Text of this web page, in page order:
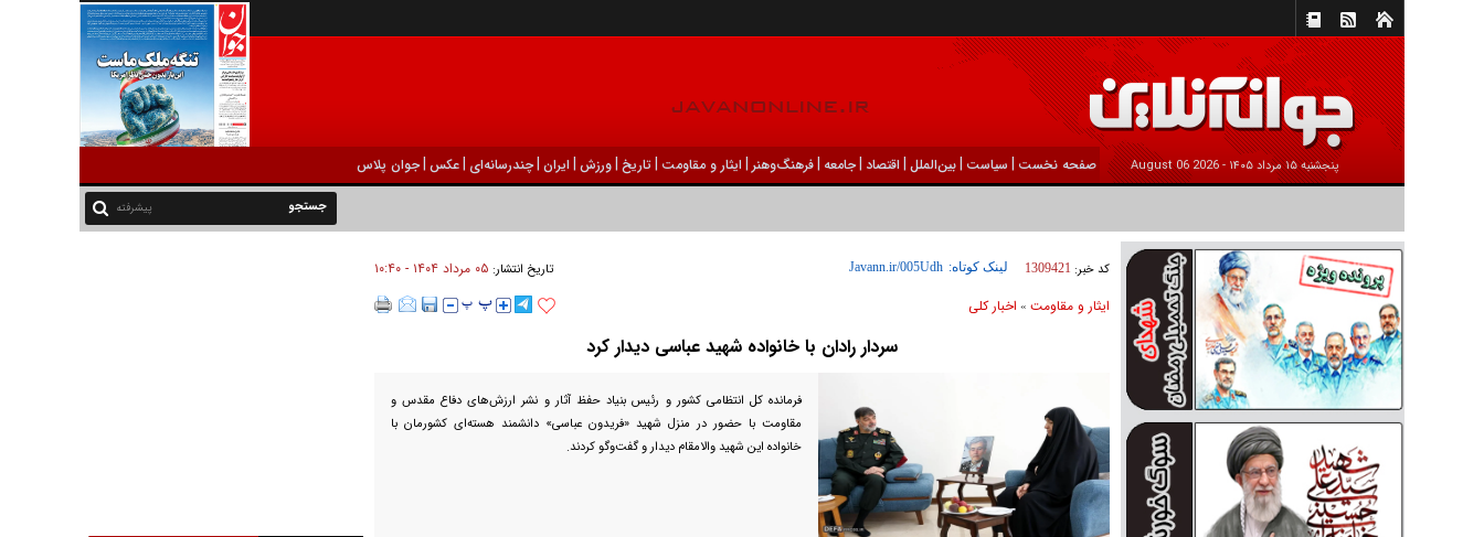
پنجشنبه ۱۵ مرداد ۱۴۰۵ - 2026 August 06 صفحه نخست | سیاست |بين‌الملل | اقتصاد |جامعه |فرهنگ‌و‌هنر | ایثار و مقاومت |تاریخ |ورزش | ايران |چندرسانه‌ای |عکس |جوان پلاس
پیشرفته
کد خبر: 1309421 لینک کوتاه: تاریخ انتشار: ۰۵ مرداد ۱۴۰۴ - ۱۰:۴۰
ایثار و مقاومت» اخبار كلی
سردار رادان با خانواده شهید عباسی دیدار کرد
فرمانده کل انتظامی کشور و رئیس بنیاد حفظ آثار و نشر ارزش‌های دفاع مقدس و
مقاومت با حضور در منزل شهید «فریدون عباسی» دانشمند هسته‌ای کشورمان با
خانواده این شهید والامقام دیدار و گفت‌و‌گو کردند.